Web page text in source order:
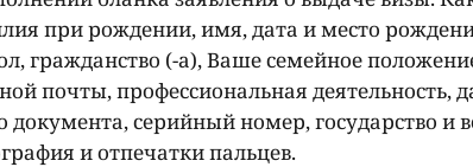
при рождении, имя, дата и место
гражданство (-а), Ваше семейное
почты, профессиональная
документа, серийный номер, государство и
и отпечатки пальцев.